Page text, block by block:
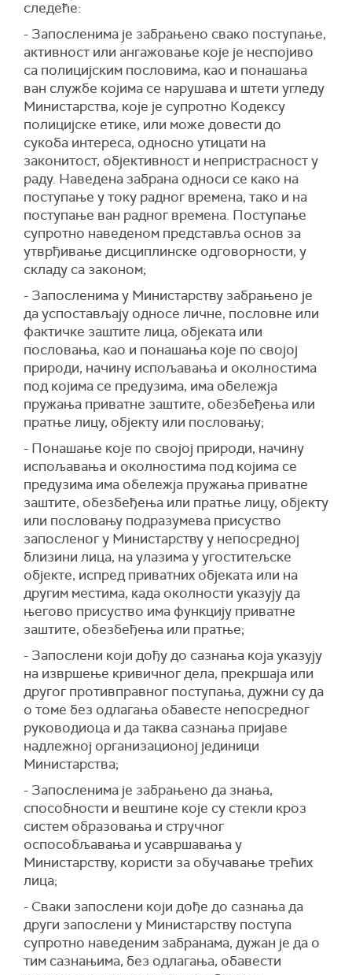
следеће:
- Запосленима је забрањено свако поступање,
активност или ангажовање које је неспојиво
са полицијским пословима, као и понашања
ван службе којима се нарушава и штети угледу
Министарства, које је супротно Кодексу
полицијске етике, или може довести до
сукоба интереса, односно утицати на
законитост, објективност и непристрасност у
раду. Наведена забрана односи се како на
поступање у току радног времена, тако и на
поступање ван радног времена. Поступање
супротно наведеном представља основ за
утврђивање дисциплинске одговорности, у
складу са законом;
- Запосленима у Министарству забрањено је
да успостављају односе личне, пословне или
фактичке заштите лица, објеката или
пословања, као и понашања које по својој
природи, начину испољавања и околностима
под којима се предузима, има обележја
пружања приватне заштите, обезбеђења или
пратње лицу, објекту или пословању;
- Понашање које по својој природи, начину
испољавања и околностима под којима се
предузима има обележја пружања приватне
заштите, обезбеђења или пратње лицу, објекту
или пословању подразумева присуство
запосленог у Министарству у непосредној
близини лица, на улазима у угоститељске
објекте, испред приватних објеката или на
другим местима, када околности указују да
његово присуство има функцију приватне
заштите, обезбеђења или пратње;
- Запослени који дођу до сазнања која указују
на извршење кривичног дела, прекршаја или
другог противправног поступања, дужни су да
о томе без одлагања обавесте непосредног
руководиоца и да таква сазнања пријаве
надлежној организационој јединици
Министарства;
- Запосленима је забрањено да знања,
способности и вештине које су стекли кроз
систем образовања и стручног
оспособљавања и усавршавања у
Министарству, користи за обучавање трећих
лица;
- Сваки запослени који дође до сазнања да
други запослени у Министарству поступа
супротно наведеним забранама, дужан је да о
тим сазнањима, без одлагања, обавести